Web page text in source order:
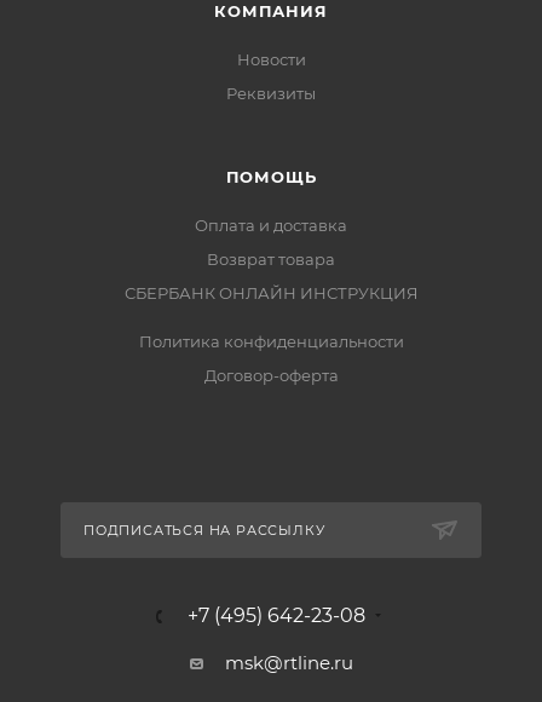
КОМПАНИЯ
Новости
Реквизиты
ПОМОЩЬ
Оплата и доставка
Возврат товара
СБЕРБАНК ОНЛАЙН ИНСТРУКЦИЯ
Политика конфиденциальности
Договор-оферта
ПОДПИСАТЬСЯ НА РАССЫЛКУ
+7 (495) 642-23-08
msk@rtline.ru